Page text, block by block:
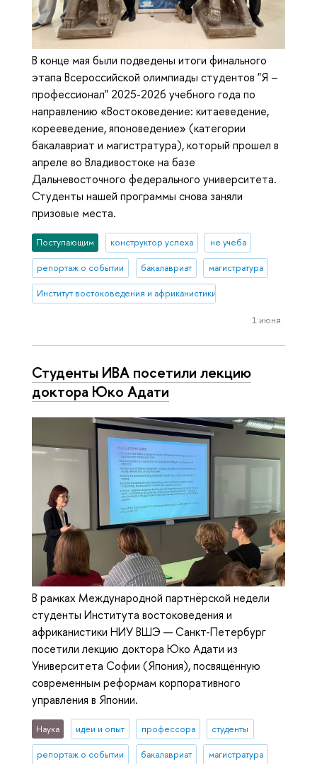
В конце мая были подведены итоги финального
этапа Всероссийской олимпиады студентов "Я –
профессионал" 2025-2026 учебного года по
направлению «Востоковедение: китаеведение,
корееведение, японоведение» (категории
бакалавриат и магистратура), который прошел в
апреле во Владивостоке на базе
Дальневосточного федерального университета.
Студенты нашей программы снова заняли
призовые места.
Поступающим конструктор успеха не учеба
репортаж о событии бакалавриат магистратура
Институт востоковедения и африканистики
1 июня
Студенты ИВА посетили лекцию
доктора Юко Адати
В рамках Международной партнёрской недели
студенты Института востоковедения и
африканистики НИУ ВШЭ — Санкт-Петербург
посетили лекцию доктора Юко Адати из
Университета Софии (Япония), посвящённую
современным реформам корпоративного
управления в Японии.
Наука идеи и опыт профессора студенты
репортаж о событии бакалавриат магистратура